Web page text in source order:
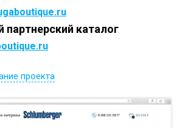
партнерский каталог
проекта